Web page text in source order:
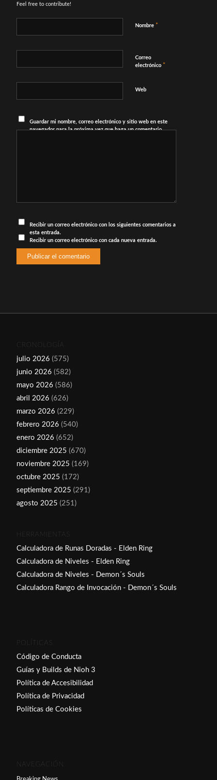
Feel free to contribute!
Nombre *
Correo
electrónico *
Web
Guardar mi nombre, correo electrónico y sitio web en este
navegador para la próxima vez que haga un comentario.
Recibir un correo electrónico con los siguientes comentarios a
esta entrada.
Recibir un correo electrónico con cada nueva entrada.
CRONOLOGÍA
julio 2026 (575)
junio 2026 (582)
mayo 2026 (586)
abril 2026 (626)
marzo 2026 (229)
febrero 2026 (540)
enero 2026 (652)
diciembre 2025 (670)
noviembre 2025 (169)
octubre 2025 (172)
septiembre 2025 (291)
agosto 2025 (251)
HERRAMIENTAS
Calculadora de Runas Doradas - Elden Ring
Calculadora de Niveles - Elden Ring
Calculadora de Niveles - Demon´s Souls
Calculadora Rango de Invocación - Demon´s Souls
POLÍTICAS
Código de Conducta
Guías y Builds de Nioh 3
Política de Accesibilidad
Política de Privacidad
Políticas de Cookies
NAVEGACIÓN